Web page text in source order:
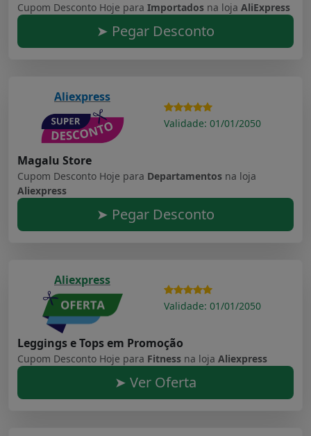
Cupom Desconto Hoje para Importados na loja AliExpress
➤ Pegar Desconto
Aliexpress
Validade: 01/01/2050
Magalu Store
Cupom Desconto Hoje para Departamentos na loja
Aliexpress
➤ Pegar Desconto
Aliexpress
Validade: 01/01/2050
Leggings e Tops em Promoção
Cupom Desconto Hoje para Fitness na loja Aliexpress
➤ Ver Oferta